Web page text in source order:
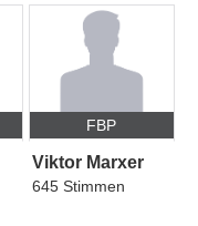
FBP
Viktor Marxer
645 Stimmen